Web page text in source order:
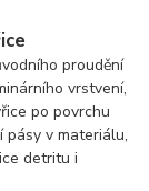
proudění
vrstvení,
po povrchu
pásy v materiálu,
detritu i